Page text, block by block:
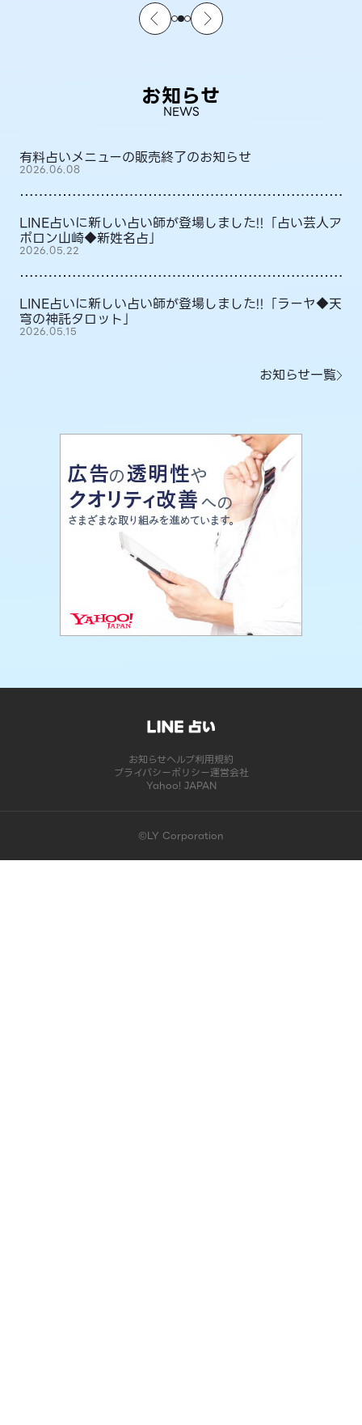
お知らせ
NEWS
有料占いメニューの販売終了のお知らせ
2026.06.08
LINE占いに新しい占い師が登場しました!!「占い芸人ア
ポロン山崎◆新姓名占」
2026.05.22
LINE占いに新しい占い師が登場しました!!「ラーヤ◆天
穹の神託タロット」
2026.05.15
お知らせ一覧
お知らせヘルプ利用規約
プライバシーポリシー運営会社
Yahoo! JAPAN
©LY Corporation
このコンテンツは掲載が終了しました | LINE占い